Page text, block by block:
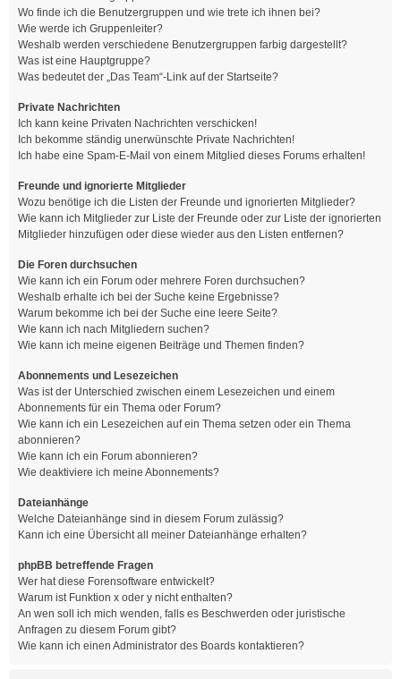
Wo finde ich die Benutzergruppen und wie trete ich ihnen bei?
Wie werde ich Gruppenleiter?
Weshalb werden verschiedene Benutzergruppen farbig dargestellt?
Was ist eine Hauptgruppe?
Was bedeutet der „Das Team“-Link auf der Startseite?
Private Nachrichten
Ich kann keine Privaten Nachrichten verschicken!
Ich bekomme ständig unerwünschte Private Nachrichten!
Ich habe eine Spam-E-Mail von einem Mitglied dieses Forums erhalten!
Freunde und ignorierte Mitglieder
Wozu benötige ich die Listen der Freunde und ignorierten Mitglieder?
Wie kann ich Mitglieder zur Liste der Freunde oder zur Liste der ignorierten
Mitglieder hinzufügen oder diese wieder aus den Listen entfernen?
Die Foren durchsuchen
Wie kann ich ein Forum oder mehrere Foren durchsuchen?
Weshalb erhalte ich bei der Suche keine Ergebnisse?
Warum bekomme ich bei der Suche eine leere Seite?
Wie kann ich nach Mitgliedern suchen?
Wie kann ich meine eigenen Beiträge und Themen finden?
Abonnements und Lesezeichen
Was ist der Unterschied zwischen einem Lesezeichen und einem
Abonnements für ein Thema oder Forum?
Wie kann ich ein Lesezeichen auf ein Thema setzen oder ein Thema
abonnieren?
Wie kann ich ein Forum abonnieren?
Wie deaktiviere ich meine Abonnements?
Dateianhänge
Welche Dateianhänge sind in diesem Forum zulässig?
Kann ich eine Übersicht all meiner Dateianhänge erhalten?
phpBB betreffende Fragen
Wer hat diese Forensoftware entwickelt?
Warum ist Funktion x oder y nicht enthalten?
An wen soll ich mich wenden, falls es Beschwerden oder juristische
Anfragen zu diesem Forum gibt?
Wie kann ich einen Administrator des Boards kontaktieren?